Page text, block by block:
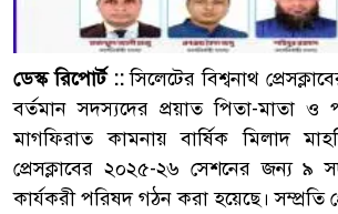
ডেস্ক রিপোর্ট ::সিলেটের বিশ্বনাথ
বর্তমান সদস্যদের প্রয়াত পিতা-মাতা ও
মাগফিরাত কামনায় বার্ষিক মিলাদ
প্রেসক্লাবের ২০২৫-২৬ সেশনের জন্য ৯
কার্যকরী পরিষদ গঠন করা হয়েছে। সম্প্রতি